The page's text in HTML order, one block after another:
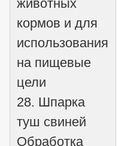
животных
кормов и для
использования
на пищевые
цели
28. Шпарка
туш свиней
Обработка